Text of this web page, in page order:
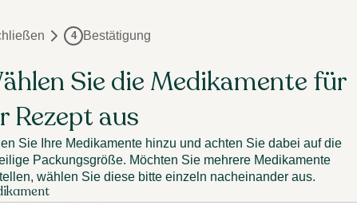
4 Bestätigung
Sie die Medikamente für
Rezept aus
Sie Ihre Medikamente hinzu und achten Sie dabei auf die
Packungsgröße. Möchten Sie mehrere Medikamente
wählen Sie diese bitte einzeln nacheinander aus.